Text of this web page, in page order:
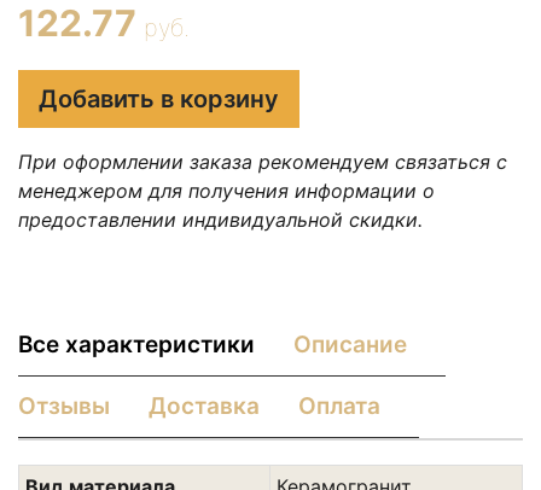
122.77 руб.
Добавить в корзину
При оформлении заказа рекомендуем связаться с
менеджером для получения информации о
предоставлении индивидуальной скидки.
Все характеристики Описание
Отзывы Доставка Оплата